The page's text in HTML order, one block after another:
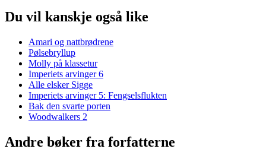
Du vil kanskje også like
Amari og nattbrødrene
Pølsebryllup
Molly på klassetur
Imperiets arvinger 6
Alle elsker Sigge
Imperiets arvinger 5: Fengselsflukten
Bak den svarte porten
Woodwalkers 2
Andre bøker fra forfatterne